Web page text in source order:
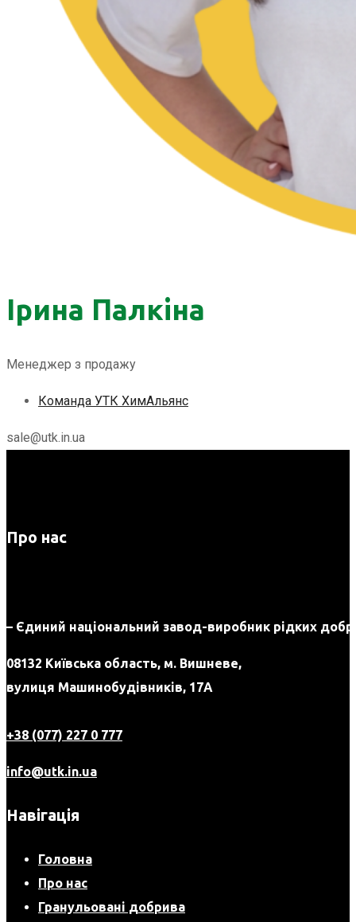
Ірина Палкіна
Менеджер з продажу
Команда УТК ХимАльянс
sale@utk.in.ua
Про нас
– Єдиний національний завод-виробник рідких
08132 Київська область, м. Вишневе,
вулиця Машинобудівників, 17А
+38 (077) 227 0 777
info@utk.in.ua
Навігація
Головна
Про нас
Гранульовані добрива